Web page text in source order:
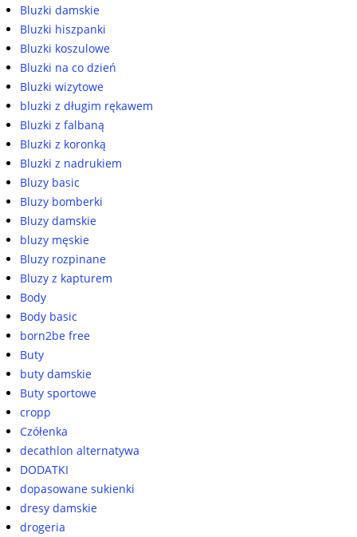
Bluzki damskie
Bluzki hiszpanki
Bluzki koszulowe
Bluzki na co dzień
Bluzki wizytowe
bluzki z długim rękawem
Bluzki z falbaną
Bluzki z koronką
Bluzki z nadrukiem
Bluzy basic
Bluzy bomberki
Bluzy damskie
bluzy męskie
Bluzy rozpinane
Bluzy z kapturem
Body
Body basic
born2be free
Buty
buty damskie
Buty sportowe
cropp
Czółenka
decathlon alternatywa
DODATKI
dopasowane sukienki
dresy damskie
drogeria